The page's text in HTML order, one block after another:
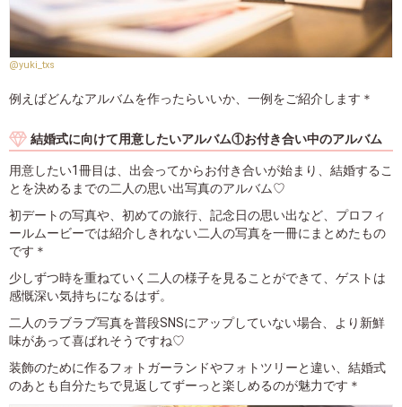
@yuki_txs
例えばどんなアルバムを作ったらいいか、一例をご紹介します＊
結婚式に向けて用意したいアルバム①お付き合い中のアルバム
用意したい1冊目は、出会ってからお付き合いが始まり、結婚するこ
とを決めるまでの二人の思い出写真のアルバム♡
初デートの写真や、初めての旅行、記念日の思い出など、プロフィ
ールムービーでは紹介しきれない二人の写真を一冊にまとめたもの
です＊
少しずつ時を重ねていく二人の様子を見ることができて、ゲストは
感慨深い気持ちになるはず。
二人のラブラブ写真を普段SNSにアップしていない場合、より新鮮
味があって喜ばれそうですね♡
装飾のために作るフォトガーランドやフォトツリーと違い、結婚式
のあとも自分たちで見返してずーっと楽しめるのが魅力です＊